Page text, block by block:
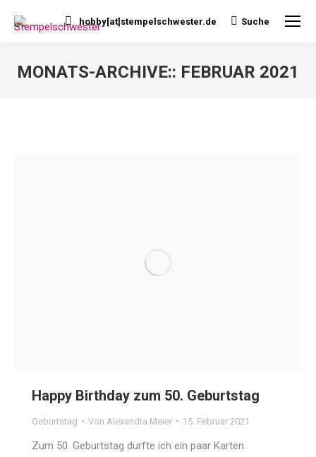
hobby[at]stempelschwester.de Search:
Suche
MONATS-ARCHIVE:: FEBRUAR 2021
Happy Birthday zum 50. Geburtstag
Geburtstag Von Alexandra Meier 15. Februar 2021
Zum 50. Geburtstag durfte ich ein paar Karten